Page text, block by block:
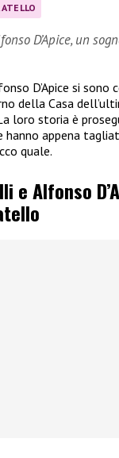
D’Apice, un
D’Apice si sono
della Casa
loro storia è
hanno appena
quale.
e Alfonso